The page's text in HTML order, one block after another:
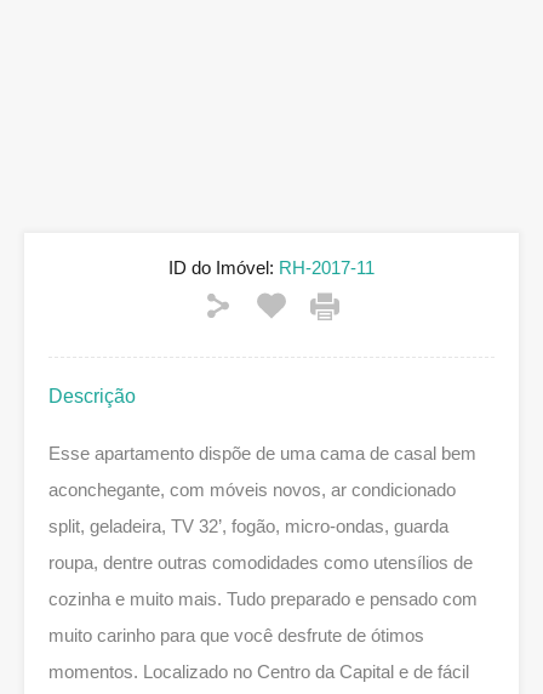
ID do Imóvel: RH-2017-11
Descrição
Esse apartamento dispõe de uma cama de casal bem
aconchegante, com móveis novos, ar condicionado
split, geladeira, TV 32’, fogão, micro-ondas, guarda
roupa, dentre outras comodidades como utensílios de
cozinha e muito mais. Tudo preparado e pensado com
muito carinho para que você desfrute de ótimos
momentos. Localizado no Centro da Capital e de fácil